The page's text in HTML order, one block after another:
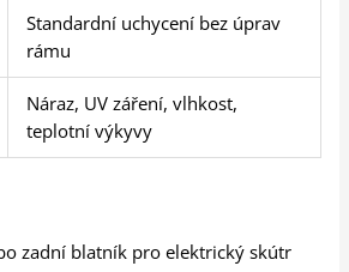
Standardní uchycení bez úprav
rámu
Náraz, UV záření, vlhkost,
teplotní výkyvy
zadní blatník pro elektrický skútr